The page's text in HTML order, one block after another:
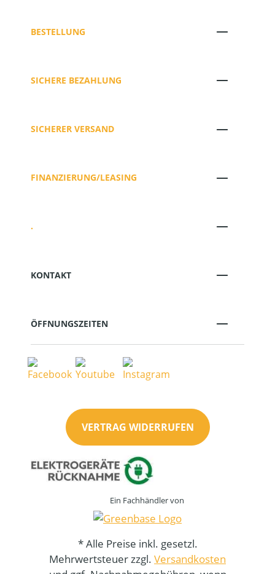
BESTELLUNG
SICHERE BEZAHLUNG
SICHERER VERSAND
FINANZIERUNG/LEASING
.
KONTAKT
ÖFFNUNGSZEITEN
VERTRAG WIDERRUFEN
Ein Fachhändler von
* Alle Preise inkl. gesetzl.
Mehrwertsteuer zzgl. Versandkosten